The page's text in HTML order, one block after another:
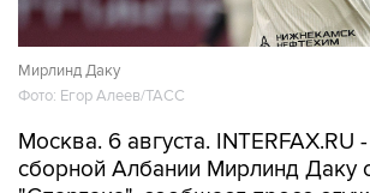
Мирлинд Даку
Фото: Егор Алеев/ТАСС
Москва. 6 августа.
сборной Албании Мирлинд Даку